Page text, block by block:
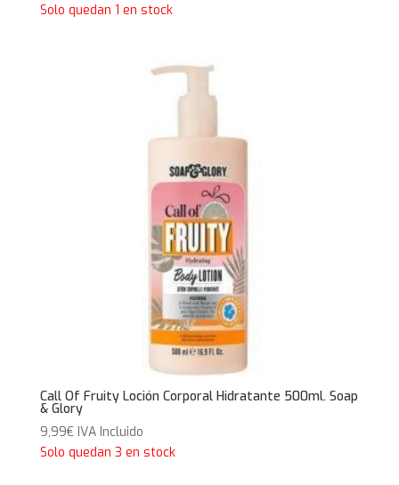
Solo quedan 1 en stock
Call Of Fruity Loción Corporal Hidratante 500ml. Soap
& Glory
9,99€ IVA Incluido
Solo quedan 3 en stock